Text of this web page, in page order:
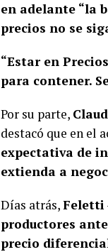
en adelante “la
precios no se
“Estar en
para contener.
Por su parte,
destacó que en el
expectativa de
extienda a
Días atrás,Feletti
productores
precio